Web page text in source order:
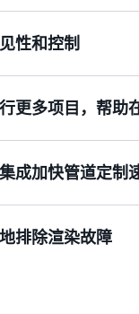
您更轻松地构建渲
性和控制
包括按照项目设
更多项目，帮助
，您可以每分钟扩
成加快管道定制
富的自定义工具和
排除渲染故障